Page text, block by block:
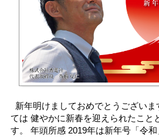
新年明けましておめでとうございま
ては 健やかに新春を迎えられたこと
す。 年頭所感 2019年は新年号「令